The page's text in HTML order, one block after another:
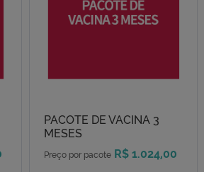
PACOTE DE VACINA 3
MESES
Preço por pacote R$ 1.024,00